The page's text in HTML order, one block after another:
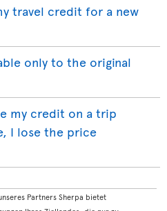
travel credit for a new
only to the original
my credit on a trip
I lose the price
Partners Sherpa bietet